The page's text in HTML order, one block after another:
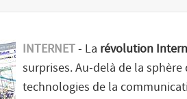
INTERNET - La révolution
surprises. Au-delà de la sphère
technologies de la